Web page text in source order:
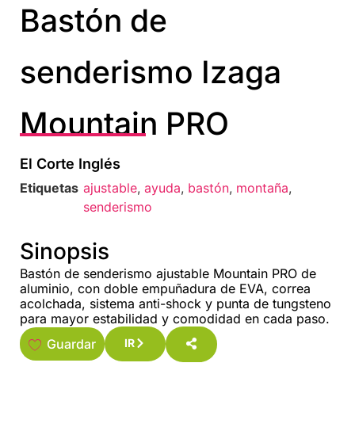
Bastón de
senderismo Izaga
Mountain PRO
El Corte Inglés
Etiquetas ajustable, ayuda, bastón, montaña,
senderismo
Sinopsis
Bastón de senderismo ajustable Mountain PRO de
aluminio, con doble empuñadura de EVA, correa
acolchada, sistema anti-shock y punta de tungsteno
para mayor estabilidad y comodidad en cada paso.
Guardar
IR